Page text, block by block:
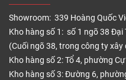
Showroom: 339 Hoàng Quốc
Kho hàng số 1: số 1 ngõ 38 Đại
(Cuối ngõ 38, trong công ty xây
Kho hàng số 2: Tổ 4, phường
Kho hàng số 3: Đường 6,